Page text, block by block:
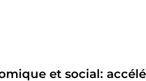
et social: